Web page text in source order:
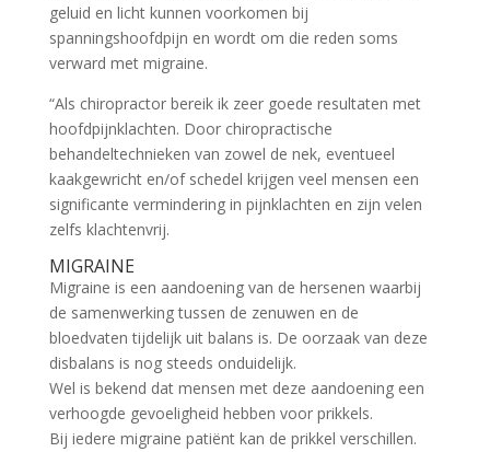
geluid en licht kunnen voorkomen bij
spanningshoofdpijn en wordt om die reden soms
verward met migraine.
“Als chiropractor bereik ik zeer goede resultaten met
hoofdpijnklachten. Door chiropractische
behandeltechnieken van zowel de nek, eventueel
kaakgewricht en/of schedel krijgen veel mensen een
significante vermindering in pijnklachten en zijn velen
zelfs klachtenvrij.
MIGRAINE
Migraine is een aandoening van de hersenen waarbij
de samenwerking tussen de zenuwen en de
bloedvaten tijdelijk uit balans is. De oorzaak van deze
disbalans is nog steeds onduidelijk.
Wel is bekend dat mensen met deze aandoening een
verhoogde gevoeligheid hebben voor prikkels.
Bij iedere migraine patiënt kan de prikkel verschillen.